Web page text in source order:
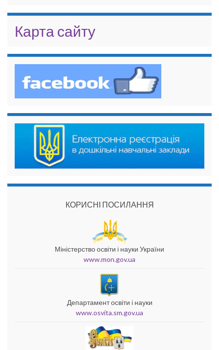
Карта сайту
КОРИСНІ ПОСИЛАННЯ
Міністерство освіти і науки України
www.mon.gov.ua
Департамент освіти і науки
www.osvita.sm.gov.ua